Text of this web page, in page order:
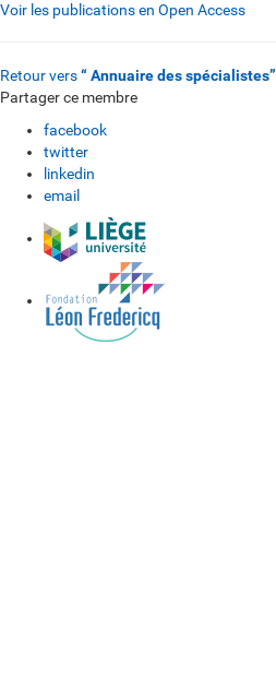
Voir les publications en Open Access
Retour vers“ Annuaire des spécialistes”
Partager ce membre
facebook
twitter
linkedin
email